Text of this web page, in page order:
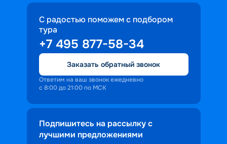
С радостью поможем с подбором
тура
+7 495 877-58-34
Заказать обратный звонок
Ответим на ваш звонок ежедневно
с 8:00 до 21:00 по МСК
Подпишитесь на рассылку с
лучшими предложениями